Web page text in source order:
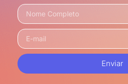
Enviar